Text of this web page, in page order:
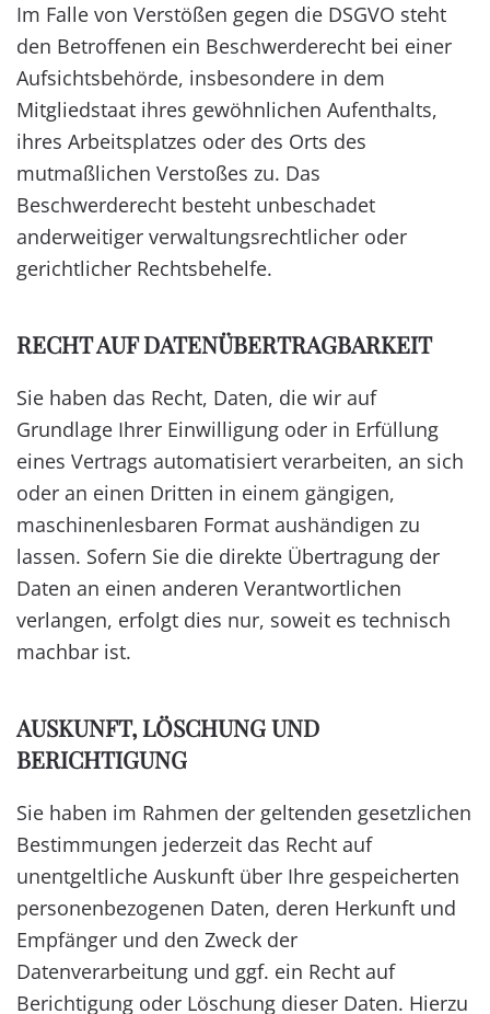
Im Falle von Verstößen gegen die DSGVO steht
den Betroffenen ein Beschwerderecht bei einer
Aufsichtsbehörde, insbesondere in dem
Mitgliedstaat ihres gewöhnlichen Aufenthalts,
ihres Arbeitsplatzes oder des Orts des
mutmaßlichen Verstoßes zu. Das
Beschwerderecht besteht unbeschadet
anderweitiger verwaltungsrechtlicher oder
gerichtlicher Rechtsbehelfe.
RECHT AUF DATEN­ÜBERTRAG­BARKEIT
Sie haben das Recht, Daten, die wir auf
Grundlage Ihrer Einwilligung oder in Erfüllung
eines Vertrags automatisiert verarbeiten, an sich
oder an einen Dritten in einem gängigen,
maschinenlesbaren Format aushändigen zu
lassen. Sofern Sie die direkte Übertragung der
Daten an einen anderen Verantwortlichen
verlangen, erfolgt dies nur, soweit es technisch
machbar ist.
AUSKUNFT, LÖSCHUNG UND
BERICHTIGUNG
Sie haben im Rahmen der geltenden gesetzlichen
Bestimmungen jederzeit das Recht auf
unentgeltliche Auskunft über Ihre gespeicherten
personenbezogenen Daten, deren Herkunft und
Empfänger und den Zweck der
Datenverarbeitung und ggf. ein Recht auf
Berichtigung oder Löschung dieser Daten. Hierzu